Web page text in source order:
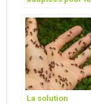
d’intérieur
La solution